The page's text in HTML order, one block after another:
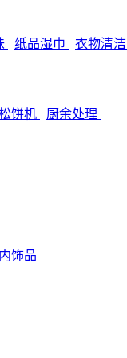
纸品湿巾 衣物清洁
饼机 厨余处理
饰品